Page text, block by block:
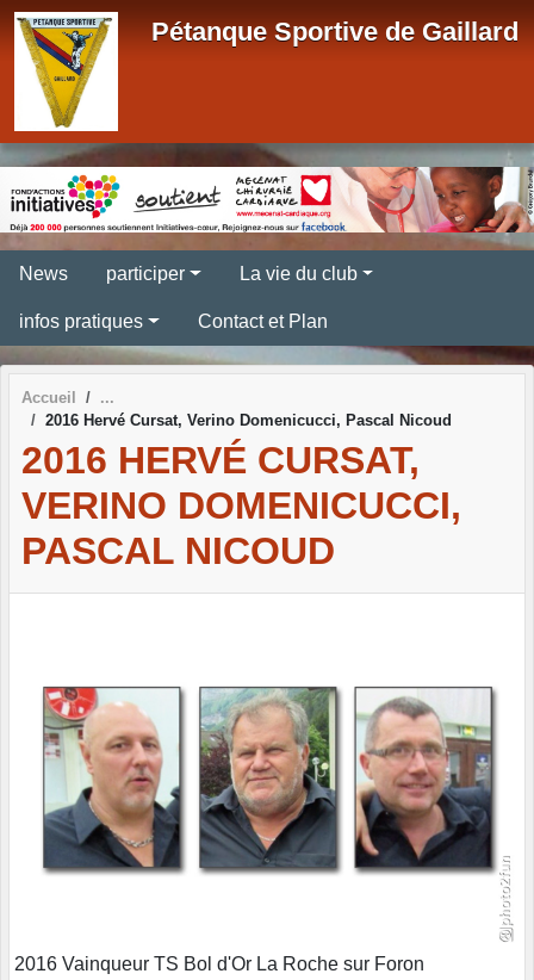
Pétanque Sportive de Gaillard
News participer La vie du club
infos pratiques Contact et Plan
Accueil
2016 Hervé Cursat, Verino Domenicucci, Pascal Nicoud
2016 HERVÉ CURSAT,
VERINO DOMENICUCCI,
PASCAL NICOUD
2016 Vainqueur TS Bol d'Or La Roche sur Foron
Panneau de gestion des cookies